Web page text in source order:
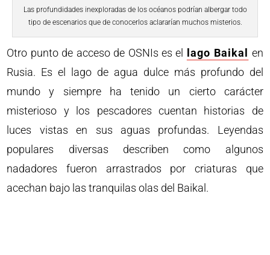
Las profundidades inexploradas de los océanos podrían albergar todo
tipo de escenarios que de conocerlos aclararían muchos misterios.
Otro punto de acceso de OSNIs es el lago Baikal en
Rusia. Es el lago de agua dulce más profundo del
mundo y siempre ha tenido un cierto carácter
misterioso y los pescadores cuentan historias de
luces vistas en sus aguas profundas. Leyendas
populares diversas describen como algunos
nadadores fueron arrastrados por criaturas que
acechan bajo las tranquilas olas del Baikal.